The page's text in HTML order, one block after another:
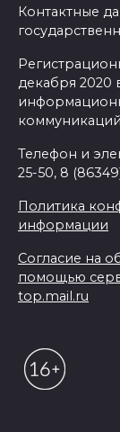
Контактные
декабря 2020
Телефон и
25-50, 8
Политика
информации
Согласие на
помощью
top.mail.ru